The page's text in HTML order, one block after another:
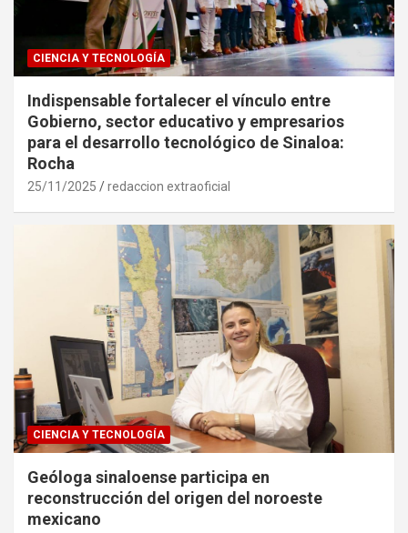
CIENCIA Y TECNOLOGÍA
Indispensable fortalecer el vínculo entre
Gobierno, sector educativo y empresarios
para el desarrollo tecnológico de Sinaloa:
Rocha
25/11/2025 redaccion extraoficial
CIENCIA Y TECNOLOGÍA
Geóloga sinaloense participa en
reconstrucción del origen del noroeste
mexicano